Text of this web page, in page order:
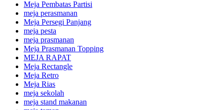
Meja Pembatas Partisi
meja perasmanan
Meja Persegi Panjang
meja pesta
meja prasmanan
Meja Prasmanan Topping
MEJA RAPAT
Meja Rectangle
Meja Retro
Meja Rias
meja sekolah
meja stand makanan